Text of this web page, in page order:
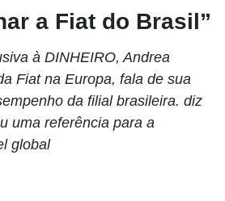
a Fiat do Brasil”
à DINHEIRO, Andrea
Fiat na Europa, fala de sua
da filial brasileira. diz
uma referência para a
global